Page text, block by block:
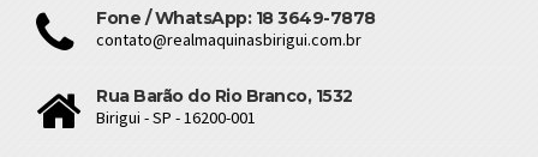
Fone / WhatsApp: 18 3649-7878
contato@realmaquinasbirigui.com.br
Rua Barão do Rio Branco, 1532
Birigui - SP - 16200-001